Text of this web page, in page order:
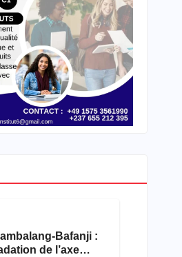
Bafanji :
de l’axe